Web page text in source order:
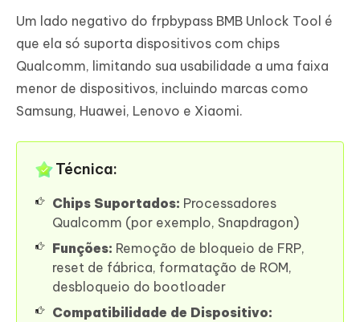
Um lado negativo do frpbypass BMB Unlock Tool é
que ela só suporta dispositivos com chips
Qualcomm, limitando sua usabilidade a uma faixa
menor de dispositivos, incluindo marcas como
Samsung, Huawei, Lenovo e Xiaomi.
Técnica:
Chips Suportados: Processadores
Qualcomm (por exemplo, Snapdragon)
Funções: Remoção de bloqueio de FRP,
reset de fábrica, formatação de ROM,
desbloqueio do bootloader
Compatibilidade de Dispositivo: